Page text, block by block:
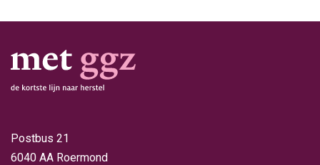
Postbus 21
6040 AA Roermond